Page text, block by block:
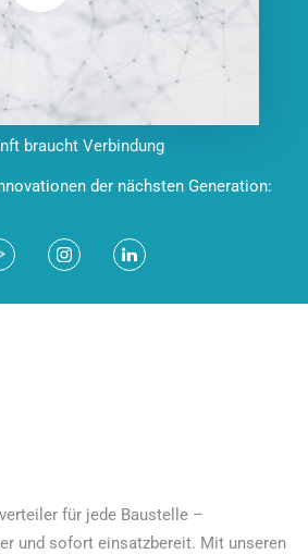
braucht Verbindung
der nächsten Generation:
für jede Baustelle –
und sofort einsatzbereit. Mit unseren